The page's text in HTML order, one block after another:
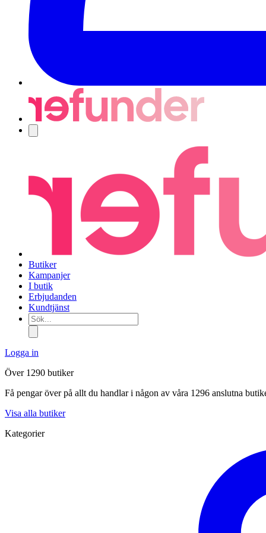
Butiker
Kampanjer
I butik
Erbjudanden
Kundtjänst
Sök...
Logga in
Över 1290 butiker
Få pengar över på allt du handlar i någon av våra 1296 anslutna
Visa alla butiker
Kategorier